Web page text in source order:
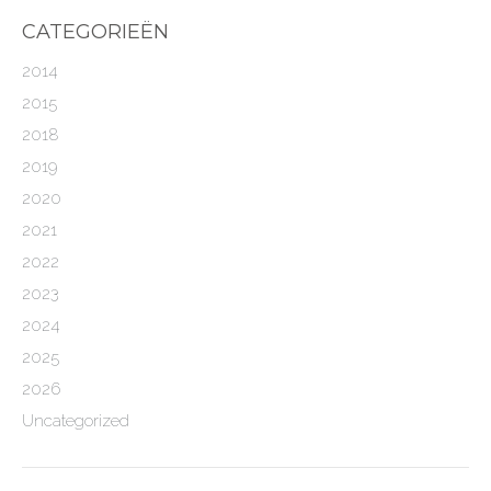
CATEGORIEËN
2014
2015
2018
2019
2020
2021
2022
2023
2024
2025
2026
Uncategorized